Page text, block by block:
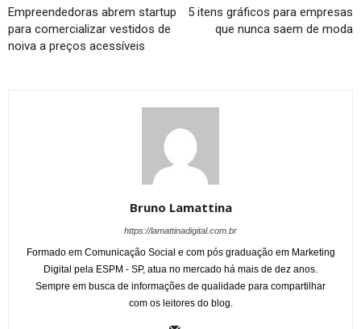
Empreendedoras abrem startup
para comercializar vestidos de
noiva a preços acessíveis
5 itens gráficos para empresas
que nunca saem de moda
Bruno Lamattina
https://lamattinadigital.com.br
Formado em Comunicação Social e com pós graduação em Marketing
Digital pela ESPM - SP, atua no mercado há mais de dez anos.
Sempre em busca de informações de qualidade para compartilhar
com os leitores do blog.